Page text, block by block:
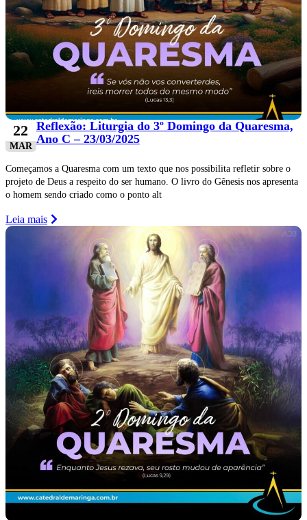
22
MAR
Reflexão: Liturgia do 3º Domingo da Quaresma,
Ano C – 23/03/2025
Começamos a Quaresma com um texto que nos possibilita refletir sobre o
projeto de Deus a respeito do ser humano. O livro do Gênesis nos apresenta
o homem sendo criado como o ponto alt
Leia mais